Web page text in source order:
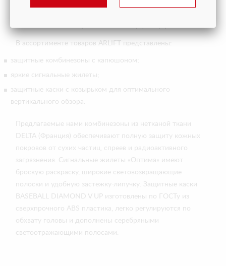
В ассортименте товаров ARLIFT представлены:
защитные комбинезоны с капюшоном;
яркие сигнальные жилеты;
защитные каски с козырьком для оптимального
вертикального обзора.
Предлагаемые нами комбинезоны из нетканой ткани
DELTA (Франция) обеспечивают полную защиту кожных
покровов от сухих частиц, спреев и радиоактивного
загрязнения. Сигнальные жилеты «Оптима» имеют
броскую раскраску, широкие световозвращающие
полоски и удобную застежку-липучку. Защитные каски
BASEBALL DIAMOND V UP изготовлены по ГОСТу из
сверхпрочного ABS пластика, легко регулируются по
обхвату головы и дополнены серебряными
светоотражающими полосами.